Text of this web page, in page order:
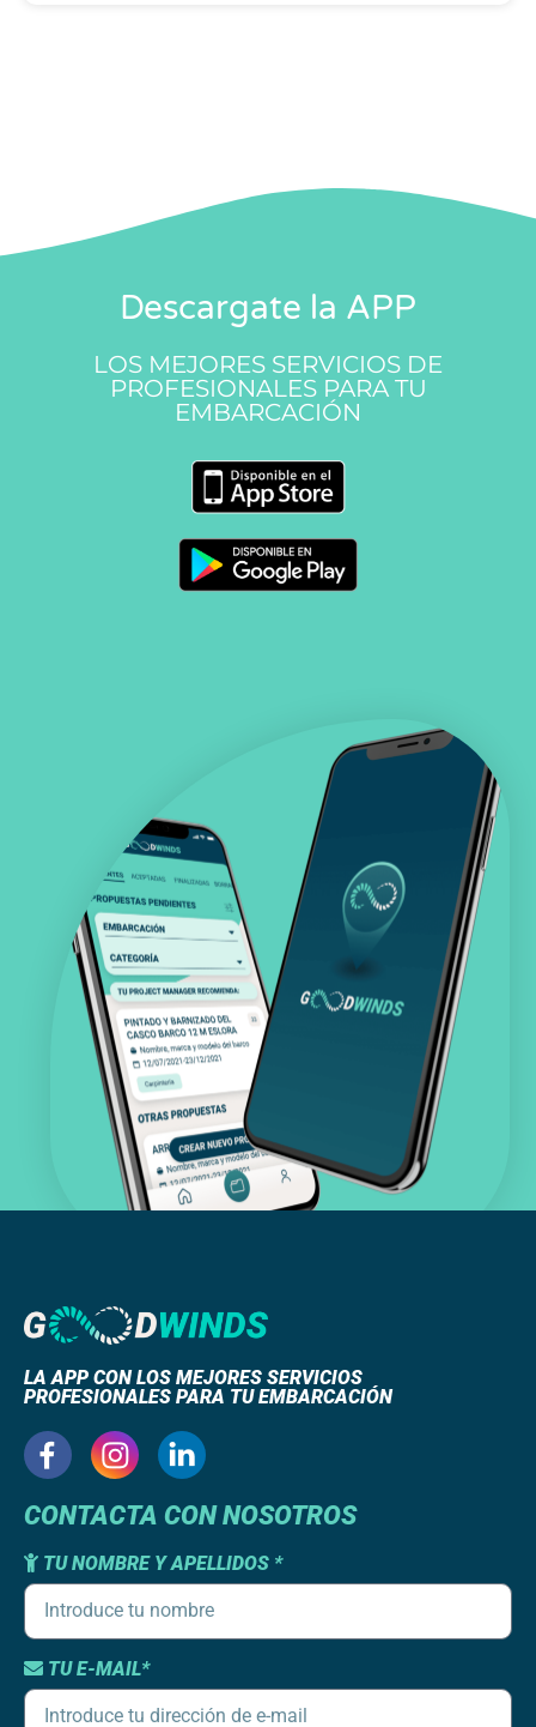
Descargate la APP
LOS MEJORES SERVICIOS DE
PROFESIONALES PARA TU
EMBARCACIÓN
LA APP CON LOS MEJORES SERVICIOS
PROFESIONALES PARA TU EMBARCACIÓN
CONTACTA CON NOSOTROS
TU NOMBRE Y APELLIDOS *
TU E-MAIL*